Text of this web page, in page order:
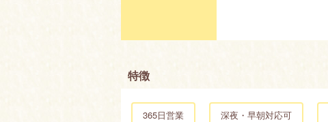
特徴
365日営業 深夜・早朝対応可